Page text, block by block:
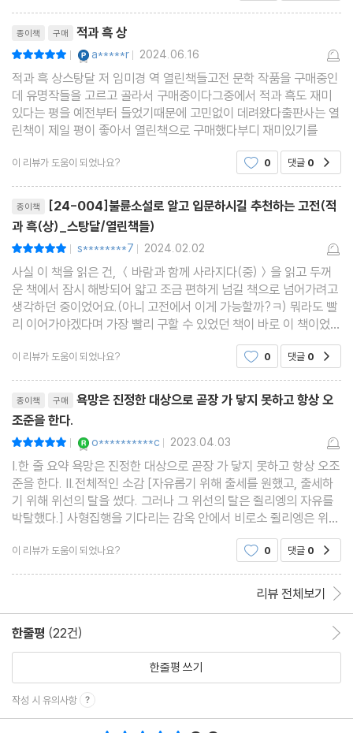
종이책 구매 적과 흑 상
| a*****r | 2024.06.16
적과 흑 상스탕달 저 임미경 역 열린책들고전 문학 작품을 구매중인
데 유명작들을 고르고 골라서 구매중이다그중에서 적과 흑도 재미
있다는 평을 예전부터 들었기때문에 고민없이 데려왔다출판사는 열
린책이 제일 평이 좋아서 열린책으로 구매했다부디 재미있기를
이 리뷰가 도움이 되었나요? 0 댓글 0
종이책
[24-004]불륜소설로 알고 입문하시길 추천하는 고전(적
과 흑(상)_스탕달/열린책들)
| s********7 | 2024.02.02
사실 이 책을 읽은 건, ＜바람과 함께 사라지다(중)＞을 읽고 두꺼
운 책에서 잠시 해방되어 얇고 조금 편하게 넘길 책으로 넘어가려고
생각하던 중이었어요.(아니 고전에서 이게 가능할까?ㅋ) 뭐라도 빨
리 이어가야겠다며 가장 빨리 구할 수 있었던 책이 바로 이 책이었는
데요. 불륜 이야기라고만 단순히 생각하고 덥석 집어 들었는데, 결국
이 책의 끝을 보고야 말았네요. 네! 단순한
이 리뷰가 도움이 되었나요? 0 댓글 0
종이책 구매
욕망은 진정한 대상으로 곧장 가 닿지 못하고 항상 오
조준을 한다.
| o**********c | 2023.04.03
I.한 줄 요약 욕망은 진정한 대상으로 곧장 가 닿지 못하고 항상 오조
준을 한다. II.전체적인 소감 [자유롭기 위해 출세를 원했고, 출세하
기 위해 위선의 탈을 썼다. 그러나 그 위선의 탈은 쥘리엥의 자유를
박탈했다.] 사형집행을 기다리는 감옥 안에서 비로소 쥘리엥은 위선
의 탈을 벗고 자유를 얻게 되었다.] 스탕달은 이 말을 하고 싶었던 듯
싶다. 하류 계층의 재능있는 청년이 출
이 리뷰가 도움이 되었나요? 0 댓글 0
리뷰 전체보기
한줄평 (22건)
한줄평 쓰기
작성 시 유의사항